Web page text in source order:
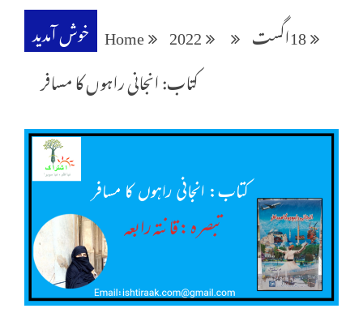
خوش آمدید Home 2022 اگست18
کتاب: انجانی راہوں کا مسافر